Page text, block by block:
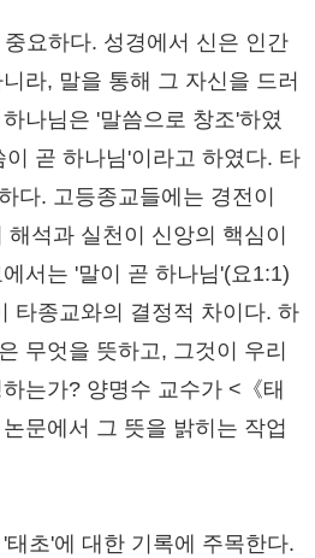
요하다. 성경에서 신은 인간
라, 말을 통해 그 자신을 드러
나님은 '말씀으로 창조'하였
곧 하나님'이라고 하였다. 타
다. 고등종교들에는 경전이
석과 실천이 신앙의 핵심이
서는 '말이 곧 하나님'(요1:1)
타종교와의 결정적 차이다. 하
무엇을 뜻하고, 그것이 우리
는가? 양명수 교수가 <《태
문에서 그 뜻을 밝히는 작업
초'에 대한 기록에 주목한다.